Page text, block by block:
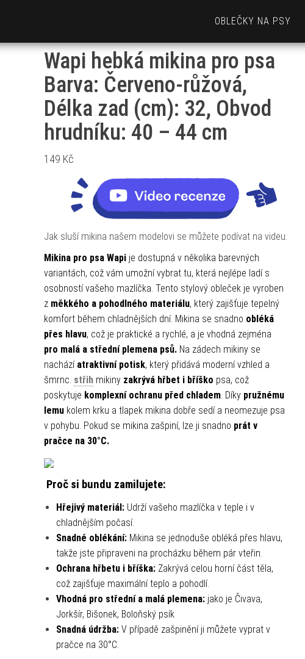
OBLEČKY NA PSY
Wapi hebká mikina pro psa
Barva: Červeno-růžová,
Délka zad (cm): 32, Obvod
hrudníku: 40 – 44 cm
149 Kč
Jak sluší mikina našem modelovi se můžete podívat na videu.
Mikina pro psa Wapi je dostupná v několika barevných
variantách, což vám umožní vybrat tu, která nejlépe ladí s
osobností vašeho mazlíčka. Tento stylový obleček je vyroben
z měkkého a pohodlného materiálu, který zajišťuje tepelný
komfort během chladnějších dní. Mikina se snadno obléká
přes hlavu, což je praktické a rychlé, a je vhodná zejména
pro malá a střední plemena psů.Na zádech mikiny se
nachází atraktivní potisk, který přidává moderní vzhled a
šmrnc. střihmikiny zakrývá hřbet i bříško psa, což
poskytuje komplexní ochranu před chladem. Díky pružnému
lemukolem krku a tlapek mikina dobře sedí a neomezuje psa
v pohybu. Pokud se mikina zašpiní, lze ji snadno prát v
pračce na 30°C.
Proč si bundu zamilujete:
Hřejivý materiál: Udrží vašeho mazlíčka v teple i v
chladnějším počasí.
Snadné oblékání:Mikina se jednoduše obléká přes hlavu,
takže jste připraveni na procházku během pár vteřin.
Ochrana hřbetu i bříška: Zakrývá celou horní část těla,
což zajišťuje maximální teplo a pohodlí.
Vhodná pro střední a malá plemena: jako je Čivava,
Jorkšír, Bišonek, Boloňský psík
Snadná údržba:V případě zašpinění ji můžete vyprat v
pračce na 30°C.